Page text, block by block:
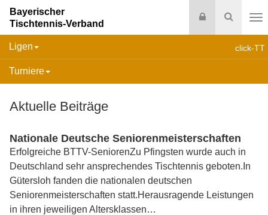
Suche
Login
Bayerischer
Tischtennis-Verband
click-TT
Ligen
Turniere
Aktuelle Beiträge
Nationale Deutsche Seniorenmeisterschaften
Erfolgreiche BTTV-SeniorenZu Pfingsten wurde auch in
Deutschland sehr ansprechendes Tischtennis geboten.In
Gütersloh fanden die nationalen deutschen
Seniorenmeisterschaften statt.Herausragende Leistungen
in ihren jeweiligen Altersklassen…